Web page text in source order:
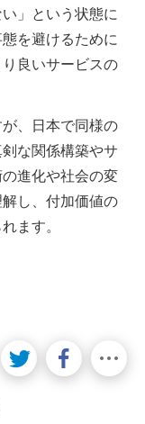
」という状態に
を避けるために
良いサービスの
、日本で同様の
な関係構築やサ
進化や社会の変
し、付加価値の
ます。